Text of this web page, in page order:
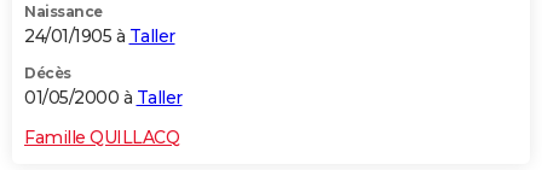
Naissance
24/01/1905 à Taller
Décès
01/05/2000 à Taller
Famille QUILLACQ